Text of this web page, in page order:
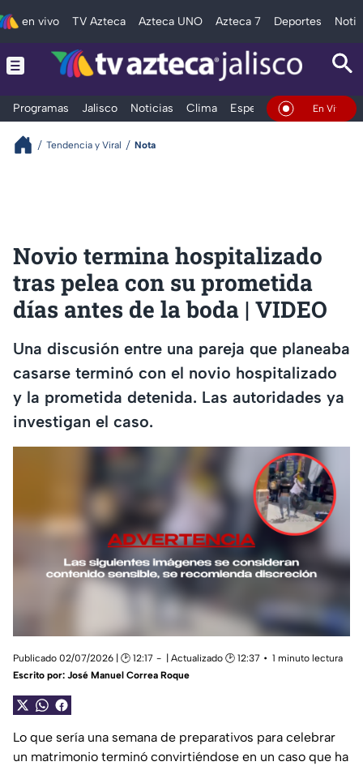
en vivo TV Azteca Azteca UNO Azteca 7 Deportes
Programas Jalisco Noticias Clima Espectáculos Deportes
En Vivo
Tendencia y Viral Nota
Novio termina hospitalizado
tras pelea con su prometida
días antes de la boda | VIDEO
Una discusión entre una pareja que planeaba
casarse terminó con el novio hospitalizado
y la prometida detenida. Las autoridades ya
investigan el caso.
Publicado 02/07/2026 | 🕑 12:17 | Actualizado 🕑 12:37
1 minuto lectura
Escrito por: José Manuel Correa Roque
Lo que sería una semana de preparativos para celebrar
un matrimonio terminó convirtiéndose en un caso que ha